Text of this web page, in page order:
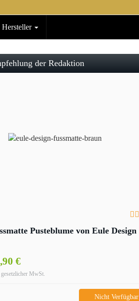
Hersteller
der Redaktion
Pusteblume von Eule Design
€
MwSt.
Nicht Verfügbar